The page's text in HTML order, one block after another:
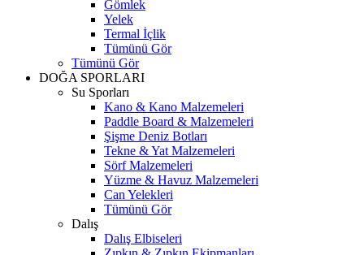
Gömlek
Yelek
Termal İçlik
Tümünü Gör
Tümünü Gör
DOĞA SPORLARI
Su Sporları
Kano & Kano Malzemeleri
Paddle Board & Malzemeleri
Şişme Deniz Botları
Tekne & Yat Malzemeleri
Sörf Malzemeleri
Yüzme & Havuz Malzemeleri
Can Yelekleri
Tümünü Gör
Dalış
Dalış Elbiseleri